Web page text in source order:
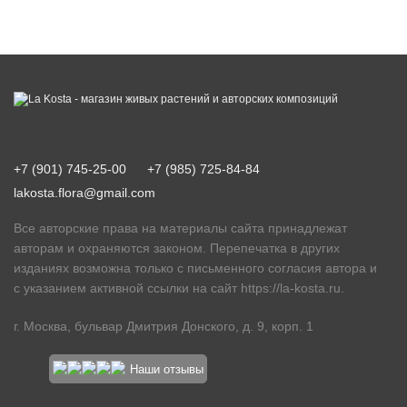
+7 (901) 745-25-00
+7 (985) 725-84-84
lakosta.flora@gmail.com
Все авторские права на материалы сайта принадлежат
авторам и охраняются законом. Перепечатка в других
изданиях возможна только с письменного согласия автора и
с указанием активной ссылки на сайт https://la-kosta.ru
г. Москва, бульвар Дмитрия Донского, д. 9, корп. 1
Наши отзывы